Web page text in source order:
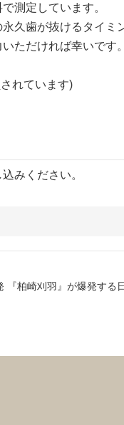
測定しています。
久歯が抜けるタイミ
ただければ幸いです。
れています)
みください。
『柏崎刈羽』が爆発す